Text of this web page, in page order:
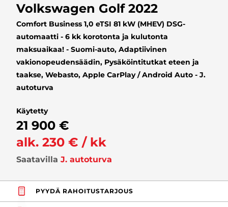
Volkswagen Golf 2022
Comfort Business 1,0 eTSI 81 kW (MHEV) DSG-
automaatti - 6 kk korotonta ja kulutonta
maksuaikaa! - Suomi-auto, Adaptiivinen
vakionopeudensäädin, Pysäköintitutkat eteen ja
taakse, Webasto, Apple CarPlay / Android Auto - J.
autoturva
Käytetty
21 900 €
alk. 230 € / kk
Saatavilla J. autoturva
PYYDÄ RAHOITUSTARJOUS